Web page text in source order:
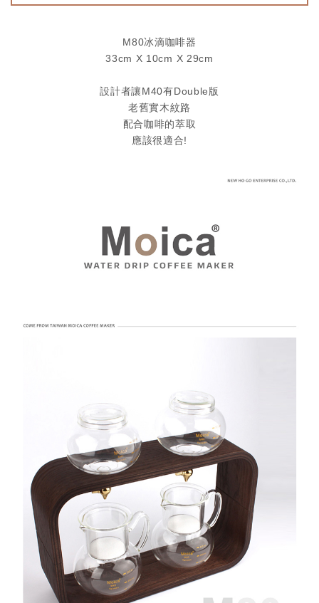
M80冰滴咖啡器
33cm X 10cm X 29cm
設計者讓M40有Double版
老舊實木紋路
配合咖啡的萃取
應該很適合!